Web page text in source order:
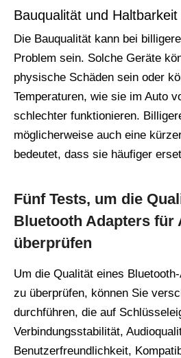
Bauqualität und Haltbarkeit
Die Bauqualität kann bei
Problem sein. Solche Geräte
physische Schäden sein oder
Temperaturen, wie sie im Auto
schlechter funktionieren.
möglicherweise auch eine
bedeutet, dass sie häufiger
Fünf Tests, um die
Bluetooth Adapters für
überprüfen
Um die Qualität eines
zu überprüfen, können Sie
durchführen, die auf
Verbindungsstabilität,
Benutzerfreundlichkeit,